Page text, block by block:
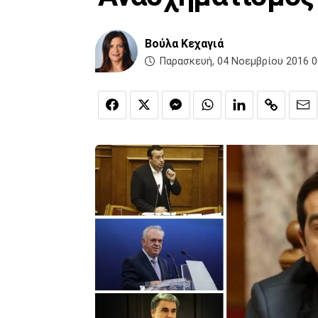
Βούλα Κεχαγιά
Παρασκευή, 04 Νοεμβρίου 2016